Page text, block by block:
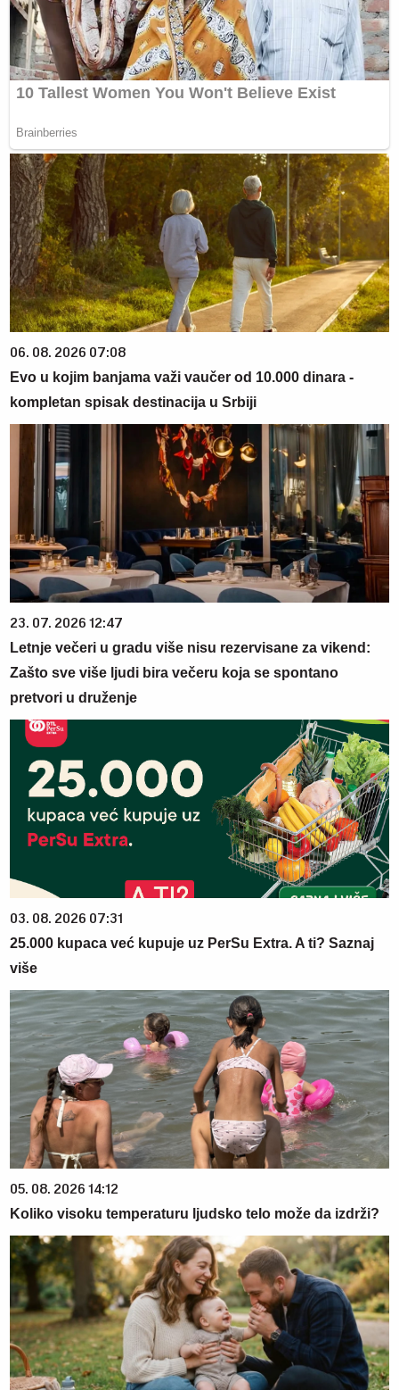
06. 08. 2026 07:08
Evo u kojim banjama važi vaučer od 10.000 dinara -
kompletan spisak destinacija u Srbiji
23. 07. 2026 12:47
Letnje večeri u gradu više nisu rezervisane za vikend:
Zašto sve više ljudi bira večeru koja se spontano
pretvori u druženje
03. 08. 2026 07:31
25.000 kupaca već kupuje uz PerSu Extra. A ti? Saznaj
više
05. 08. 2026 14:12
Koliko visoku temperaturu ljudsko telo može da izdrži?